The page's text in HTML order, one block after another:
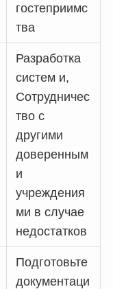
гостеприимс
тва
Разработка
систем и,
Сотрудничес
тво с
другими
доверенным
и
учреждения
ми в случае
недостатков
Подготовьте
документаци